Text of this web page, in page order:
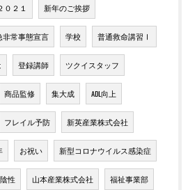
０２１ 新年のご挨拶
非常事態宣言 学校 普通救命講習Ⅰ
登録講師 ツクイスタッフ
商品監修 集大成 ADL向上
フレイル予防 新英産業株式会社
お祝い 新型コロナウイルス感染症
陰性 山本産業株式会社 福祉事業部